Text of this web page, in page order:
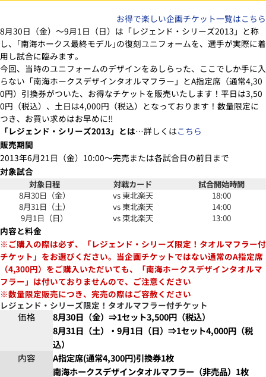
お得で楽しい企画チケット一覧はこちら
8月30日（金）～9月1日（日）は「レジェンド・シリーズ2013」と称
し、｢南海ホークス最終モデル｣の復刻ユニフォームを、選手が実際に着
用し試合に臨みます。
今回、当時のユニフォームのデザインをあしらった、ここでしか手に入
らない「南海ホークスデザインタオルマフラー」とA指定席（通常4,30
0円）引換券がついた、お得なチケットを販売いたします！平日は3,50
0円（税込）、土日は4,000円（税込）となっております！数量限定に
つき、お買い求めはお早めに!!
「レジェンド・シリーズ2013」とは…詳しくはこちら
販売期間
2013年6月21日（金）10:00～完売または各試合日の前日まで
対象試合
対象日程 対戦カード
試合開始時間
8月30日（金）
vs 東北楽天
18:00
8月31日（土）
vs 東北楽天
14:00
9月1日（日）
vs 東北楽天 13:00
内容と料金
※ご購入の際は必ず、「レジェンド・シリーズ限定！タオルマフラー付
チケット」をお選びください。当企画チケットではない通常のA指定席
（4,300円）をご購入いただいても、「南海ホークスデザインタオルマ
フラー」は付いておりませんので、ご注意ください
※数量限定販売につき、完売の際はご容赦ください
レジェンド・シリーズ限定！タオルマフラー付チケット
価格
8月30日（金）⇒1セット3,500円（税込）
8月31日（土）・9月1日（日）⇒1セット4,000円（税
込）
内容
A指定席(通常4,300円)引換券1枚
南海ホークスデザインタオルマフラー（非売品）1枚